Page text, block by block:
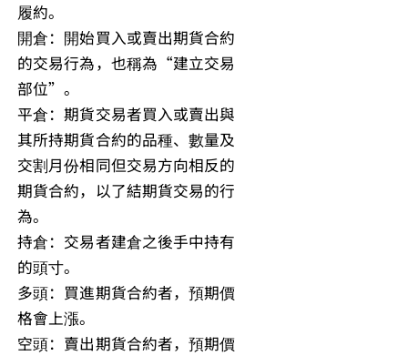
履約。
開倉：開始買入或賣出期貨合約
的交易行為，也稱為“建立交易
部位”。
平倉：期貨交易者買入或賣出與
其所持期貨合約的品種、數量及
交割月份相同但交易方向相反的
期貨合約，以了結期貨交易的行
為。
持倉：交易者建倉之後手中持有
的頭寸。
多頭：買進期貨合約者，預期價
格會上漲。
空頭：賣出期貨合約者，預期價